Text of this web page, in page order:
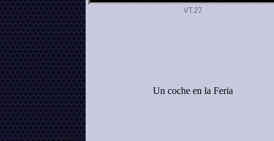
VT.
Un coche en la Feria